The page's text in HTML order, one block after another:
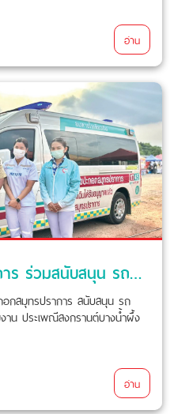
อ่าน
รพ.บางปะกอกสมุทรปราการ ร่วมสนับสนุน รถพยาบาล และ ทีมพยาบาลฉุกเฉิน
อกสมุทรปราการ สนับสนุน รถ
น ประเพณีสงกรานต์บางน้ำผึ้ง
อ่าน